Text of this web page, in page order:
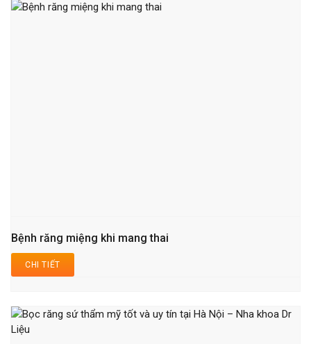
Bệnh răng miệng khi mang thai
CHI TIẾT